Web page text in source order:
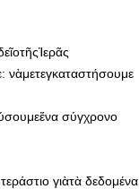
σύγχρονο
γιὰτὰ δεδομένα